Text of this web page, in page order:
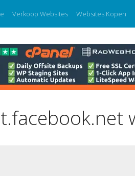
Verkoop Websites Websites Kopen